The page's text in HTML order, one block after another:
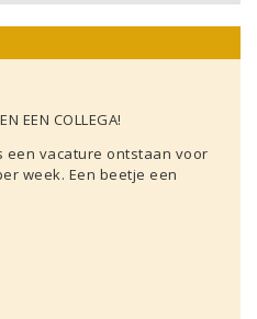
EEN COLLEGA!
een vacature ontstaan voor
week. Een beetje een